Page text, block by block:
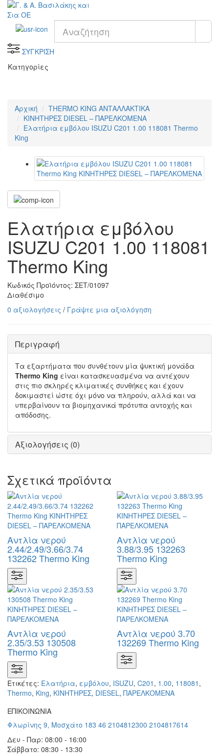
ΣΥΓΚΡΙΣΗ
Κατηγορίες
Αρχική
THERMO KING ΑΝΤΑΛΛΑΚΤΙΚΑ
KΙΝΗΤΗΡΕΣ DIESEL – ΠΑΡΕΛΚΟΜΕΝΑ
Ελατήρια εμβόλου ISUZU C201 1.00 118081 Thermo
King
Ελατήρια εμβόλου
ISUZU C201 1.00 118081
Thermo King
Κωδικός Προϊόντος: ΣΕΤ/01097
Διαθέσιμο
0 αξιολογήσεις / Γράψτε μια αξιολόγηση
Περιγραφή
Τα εξαρτήματα που συνθέτουν μία ψυκτική μονάδα
Thermo King είναι κατασκευασμένα να αντέχουν
στις πιο σκληρές κλιματικές συνθήκες και έχουν
δοκιμαστεί ώστε όχι μόνο να πληρούν, αλλά και να
υπερβαίνουν τα βιομηχανικά πρότυπα αντοχής και
απόδοσης.
Αξιολογήσεις (0)
Σχετικά προϊόντα
Αντλία νερού
2.44/2.49/3.66/3.74
132262 Thermo King
Αντλία νερού
3.88/3.95 132263
Thermo King
Αντλία νερού
2.35/3.53 130508
Thermo King
Αντλία νερού 3.70
132269 Thermo King
Ετικέτες: Ελατήρια, εμβόλου, ISUZU, C201 , 1.00, 118081 ,
Thermo, King, KΙΝΗΤΗΡΕΣ, DIESEL, ΠΑΡΕΛΚΟΜΕΝΑ
ΕΠΙΚΟΙΝΩΝΙΑ
Φλωρίνης 9, Μοσχάτο 183 46 2104812300 2104817614
Δευ - Παρ: 08:00 - 16:00
Σάββατο: 08:30 - 13:30